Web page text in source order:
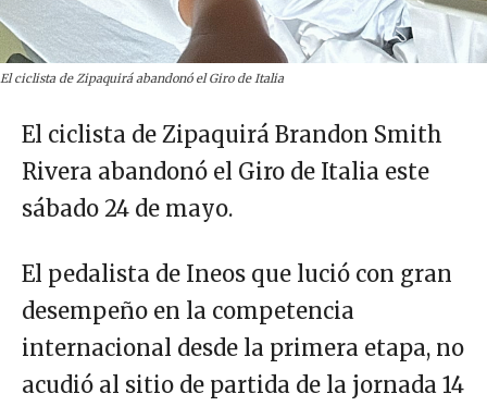
El ciclista de Zipaquirá abandonó el Giro de Italia
El ciclista de Zipaquirá Brandon Smith
Rivera abandonó el Giro de Italia este
sábado 24 de mayo.
El pedalista de Ineos que lució con gran
desempeño en la competencia
internacional desde la primera etapa, no
acudió al sitio de partida de la jornada 14